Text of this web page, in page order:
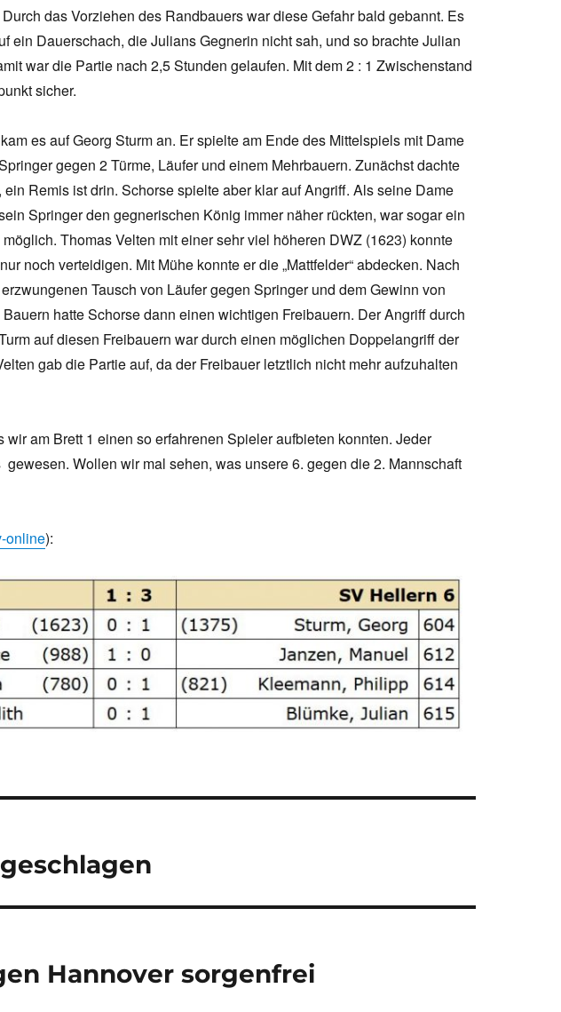
das Vorziehen des Randbauers war diese Gefahr bald gebannt. Es
ein Dauerschach, die Julians Gegnerin nicht sah, und so brachte Julian
war die Partie nach 2,5 Stunden gelaufen. Mit dem 2 : 1 Zwischenstand
sicher.
es auf Georg Sturm an. Er spielte am Ende des Mittelspiels mit Dame
gegen 2 Türme, Läufer und einem Mehrbauern. Zunächst dachte
ein Remis ist drin. Schorse spielte aber klar auf Angriff. Als seine Dame
Springer den gegnerischen König immer näher rückten, war sogar ein
Thomas Velten mit einer sehr viel höheren DWZ (1623) konnte
noch verteidigen. Mit Mühe konnte er die „Mattfelder“ abdecken. Nach
Tausch von Läufer gegen Springer und dem Gewinn von
hatte Schorse dann einen wichtigen Freibauern. Der Angriff durch
auf diesen Freibauern war durch einen möglichen Doppelangriff der
gab die Partie auf, da der Freibauer letztlich nicht mehr aufzuhalten
wir am Brett 1 einen so erfahrenen Spieler aufbieten konnten. Jeder
Wollen wir mal sehen, was unsere 6. gegen die 2. Mannschaft
online):
Hannover sorgenfrei